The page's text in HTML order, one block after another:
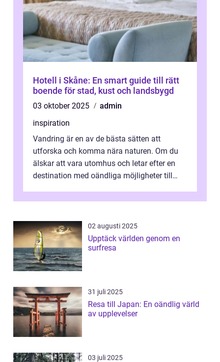
Hotell i Skåne: En smart guide till rätt
boende för stad, kust och landsbygd
03 oktober 2025
admin
inspiration
Vandring är en av de bästa sätten att
utforska och komma nära naturen. Om du
älskar att vara utomhus och letar efter en
destination med oändliga möjligheter till
02 augusti 2025
Upptäck världen genom en
surfresa
31 juli 2025
Resa till Japan: En oändlig värld
av upplevelser
03 juli 2025